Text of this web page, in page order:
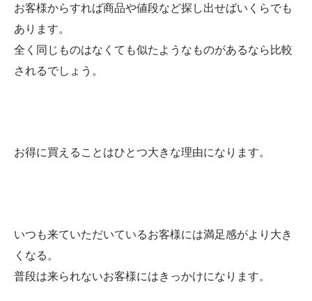
お客様からすれば商品や値段など探し出せばいくらでも
あります。
全く同じものはなくても似たようなものがあるなら比較
されるでしょう。
お得に買えることはひとつ大きな理由になります。
いつも来ていただいているお客様には満足感がより大き
くなる。
普段は来られないお客様にはきっかけになります。